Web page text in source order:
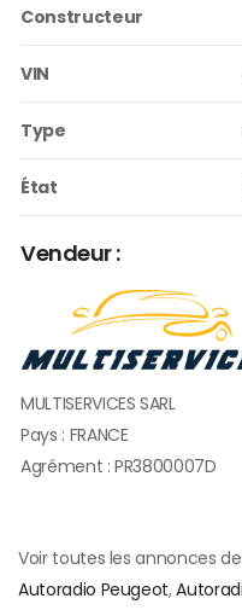
Constructeur
VIN
Type
État
Vendeur :
MULTISERVICES SARL
Pays : FRANCE
Agrément : PR3800007D
Voir toutes les annonces
Autoradio Peugeot,